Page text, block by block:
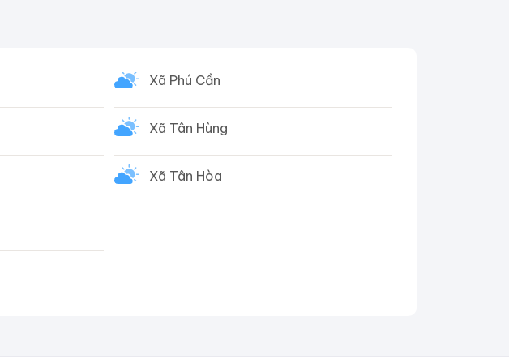
Xã Phú Cần
Xã Tân Hùng
Xã Tân Hòa